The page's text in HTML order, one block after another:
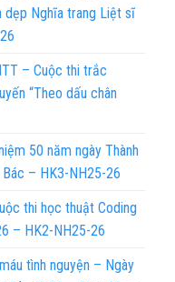
dẹp Nghĩa trang Liệt sĩ
– Cuộc thi trắc
“Theo dấu chân
50 năm ngày Thành
– HK3-NH25-26
thi học thuật Coding
– HK2-NH25-26
tình nguyện – Ngày